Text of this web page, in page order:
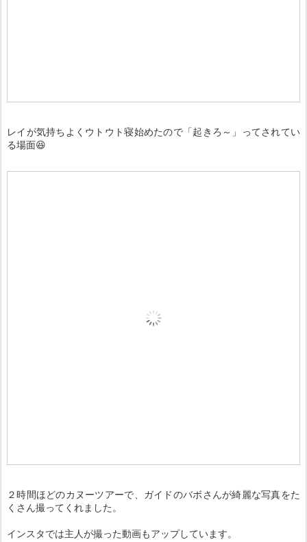
レイが気持ちよくウトウト寝始めたので「起きろ～」ってされてい
る場面😆
２時間ほどのカヌーツアーで、ガイドのバボさんが綺麗な写真をた
くさん撮ってくれました。
インスタでは主人が撮った動画もアップしています。